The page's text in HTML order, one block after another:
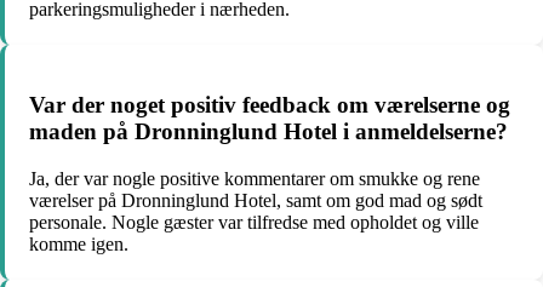
parkeringsmuligheder i nærheden.
Var der noget positiv feedback om værelserne og
maden på Dronninglund Hotel i anmeldelserne?
Ja, der var nogle positive kommentarer om smukke og rene
værelser på Dronninglund Hotel, samt om god mad og sødt
personale. Nogle gæster var tilfredse med opholdet og ville
komme igen.